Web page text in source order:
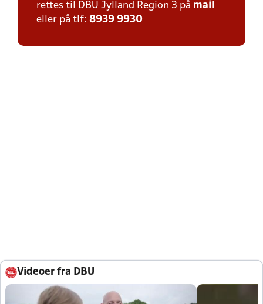
rettes til DBU Jylland Region 3 på mail
eller på tlf: 8939 9930
Videoer fra DBU